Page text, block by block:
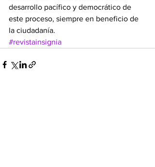
desarrollo pacífico y democrático de
este proceso, siempre en beneficio de
la ciudadanía.
#revistainsignia